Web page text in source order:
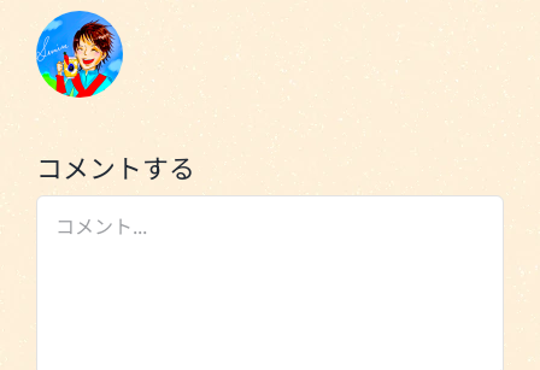
コメントする